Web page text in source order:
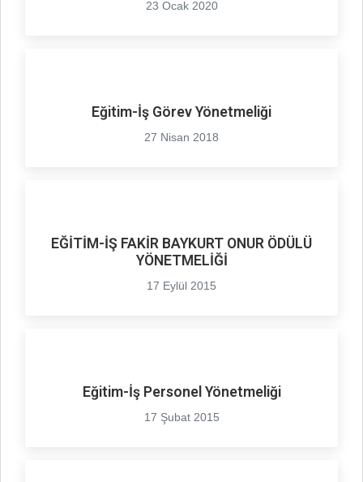
23 Ocak 2020
Eğitim-İş Görev Yönetmeliği
27 Nisan 2018
EĞİTİM-İŞ FAKİR BAYKURT ONUR ÖDÜLÜ
YÖNETMELİĞİ
17 Eylül 2015
Eğitim-İş Personel Yönetmeliği
17 Şubat 2015